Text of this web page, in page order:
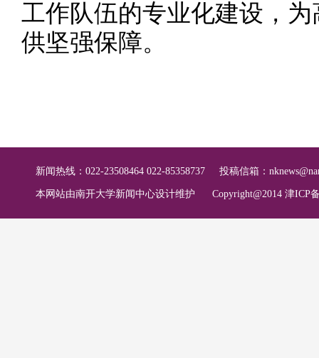
工作队伍的专业化建设，
供坚强保障。
新闻热线：022-23508464 022-85358737 投稿信箱：
本网站由南开大学新闻中心设计维护 Copyright@2014 津ICP